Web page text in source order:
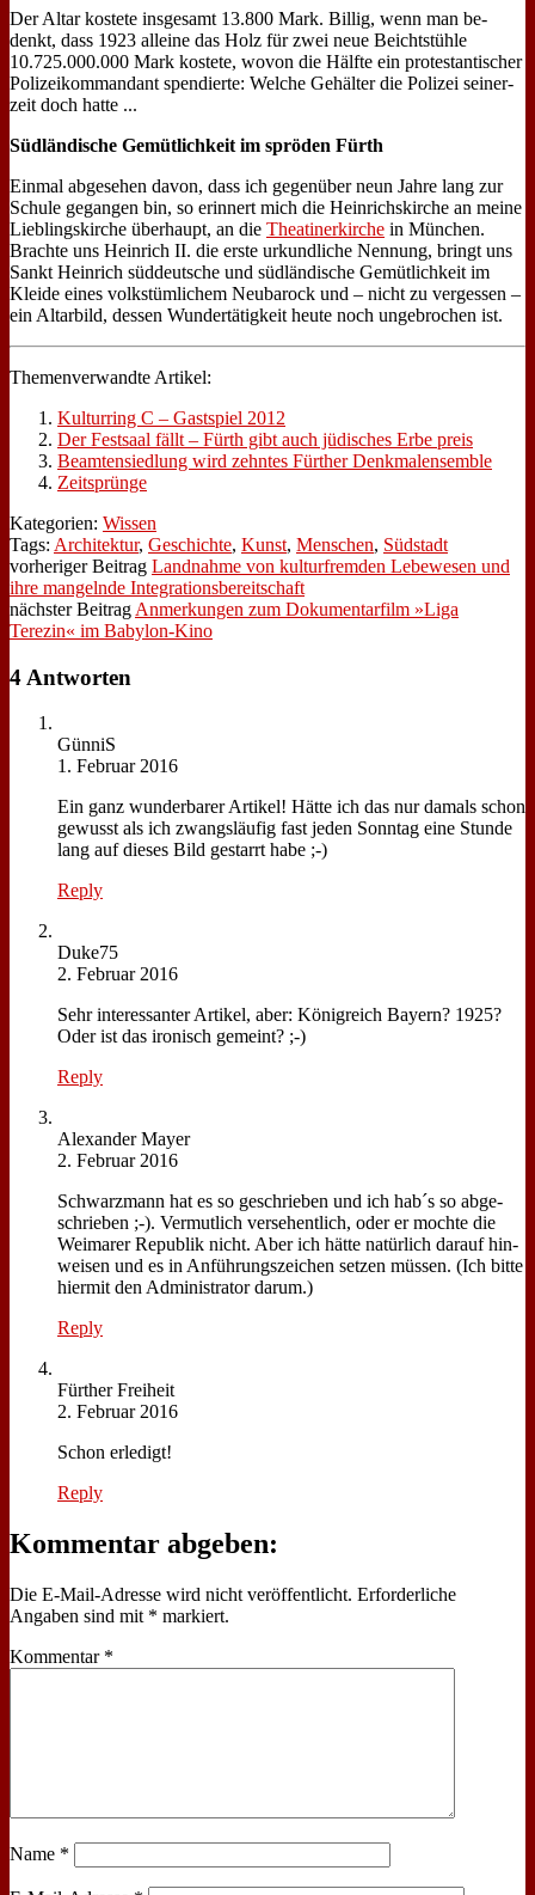
Der Al­tar ko­ste­te ins­ge­samt 13.800 Mark. Bil­lig, wenn man be­
denkt, dass 1923 al­lei­ne das Holz für zwei neue Beicht­stüh­le
10.725.000.000 Mark ko­ste­te, wo­von die Hälf­te ein pro­te­stan­ti­scher
Po­li­zei­kom­man­dant spen­dier­te: Wel­che Ge­häl­ter die Po­li­zei sei­ner­
zeit doch hat­te ...
Süd­län­di­sche Ge­müt­lich­keit im sprö­den Fürth
Ein­mal ab­ge­se­hen da­von, dass ich ge­gen­über neun Jah­re lang zur
Schu­le ge­gan­gen bin, so er­in­nert mich die Hein­rich­skir­che an mei­ne
Lieb­lings­kir­che über­haupt, an die Thea­ti­ner­kir­che in Mün­chen.
Brach­te uns Hein­rich II. die er­ste ur­kund­li­che Nen­nung, bringt uns
Sankt Hein­rich süd­deut­sche und süd­län­di­sche Ge­müt­lich­keit im
Klei­de ei­nes volks­tüm­li­chem Neu­ba­rock und – nicht zu ver­ges­sen –
ein Al­tar­bild, des­sen Wun­der­tä­tig­keit heu­te noch un­ge­bro­chen ist.
The­men­ver­wand­te Ar­ti­kel:
Kul­tur­ring C – Gast­spiel 2012
Der Fest­saal fällt – Fürth gibt auch jü­di­sches Er­be preis
Be­am­ten­sied­lung wird zehn­tes Für­ther Denk­mal­ensem­ble
Zeit­sprün­ge
Kategorien: Wissen
Tags: Architektur, Geschichte, Kunst, Menschen, Südstadt
vorheriger Beitrag Landnahme von kulturfremden Lebewesen und
ihre mangelnde Integrationsbereitschaft
nächster Beitrag Anmerkungen zum Dokumentarfilm »Liga
Terezin« im Babylon-Kino
4 Antworten
Gün­niS
1. Februar 2016
Ein ganz wun­der­ba­rer Ar­ti­kel! Hät­te ich das nur da­mals schon
ge­wusst als ich zwangs­läu­fig fast je­den Sonn­tag ei­ne Stun­de
lang auf die­ses Bild ge­starrt ha­be ;-)
Reply
Duke75
2. Februar 2016
Sehr in­ter­es­san­ter Ar­ti­kel, aber: Kö­nig­reich Bay­ern? 1925?
Oder ist das iro­nisch ge­meint? ;-)
Reply
Alex­an­der May­er
2. Februar 2016
Schwarz­mann hat es so ge­schrie­ben und ich hab´s so ab­ge­
schrie­ben ;-). Ver­mut­lich ver­se­hent­lich, oder er moch­te die
Wei­ma­rer Re­pu­blik nicht. Aber ich hät­te na­tür­lich dar­auf hin­
wei­sen und es in An­füh­rungs­zei­chen set­zen müs­sen. (Ich bit­te
hier­mit den Ad­mi­ni­stra­tor dar­um.)
Reply
Für­ther Frei­heit
2. Februar 2016
Schon er­le­digt!
Reply
Kommentar abgeben:
Die E-Mail-Adresse wird nicht veröffentlicht. Erforderliche
Angaben sind mit * markiert.
Kommentar *
Name *